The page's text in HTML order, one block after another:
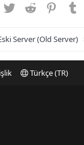
TwitterReddit
Server (Old Server)
Türkçe (TR)